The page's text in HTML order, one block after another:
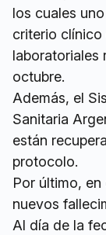
los cuales
criterio clínico
laboratoriales
octubre.
Además, el
Sanitaria
están
protocolo.
Por último,
nuevos
Al día de la